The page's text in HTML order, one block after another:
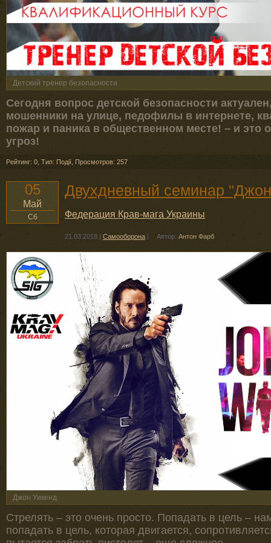
Детский тренер безопасности
Сегодня вопрос детской безопасности
мошенники на улице, педофилы в интернете,
пожар и паника в общественном месте! – и это
угроз!
Рейтинг: 0 Тип: Події Просмотров: 257
05
Май
Сб
Двухдневный семинар
Федерация Крав-мага Украины
21.03.2018 | Самооборона | Автор: Антон Фарб
Джон Уикенд
Стрелять – это очень просто. Попадать в цель –
попадать в цель, которая двигается,